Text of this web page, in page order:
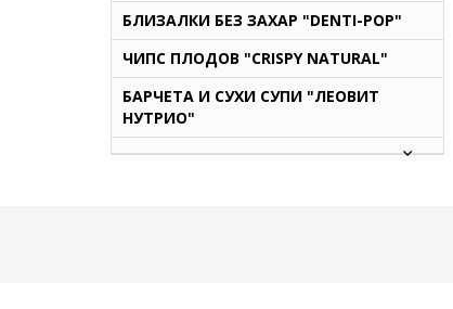
БЛИЗАЛКИ БЕЗ ЗАХАР "DENTI-POP"
ЧИПС ПЛОДОВ "CRISPY NATURAL"
БАРЧЕТА И СУХИ СУПИ "ЛЕОВИТ
НУТРИО"